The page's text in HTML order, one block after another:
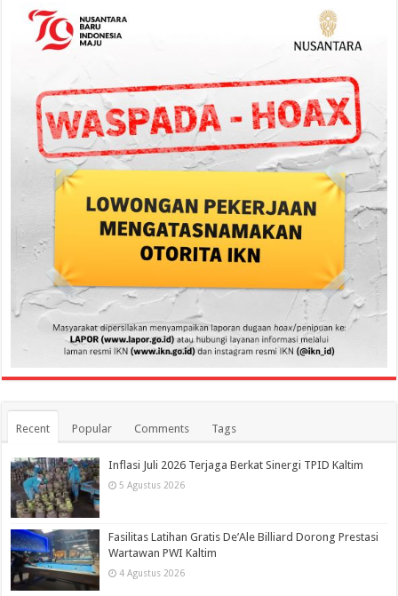
Recent Popular Comments Tags
Inflasi Juli 2026 Terjaga Berkat Sinergi TPID Kaltim
5 Agustus 2026
Fasilitas Latihan Gratis De’Ale Billiard Dorong Prestasi
Wartawan PWI Kaltim
4 Agustus 2026